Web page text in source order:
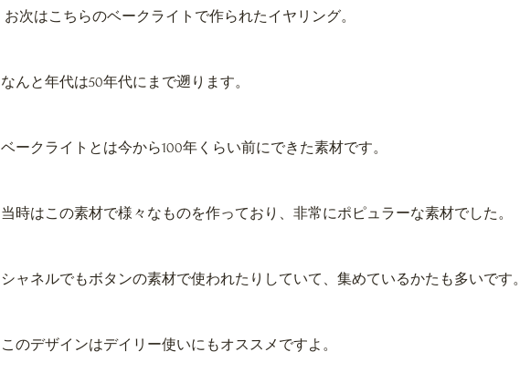
お次はこちらのベークライトで作られたイヤリング。
なんと年代は50年代にまで遡ります。
ベークライトとは今から100年くらい前にできた素材です。
当時はこの素材で様々なものを作っており、非常にポピュラーな素材でした。
シャネルでもボタンの素材で使われたりしていて、集めているかたも多いです。
このデザインはデイリー使いにもオススメですよ。